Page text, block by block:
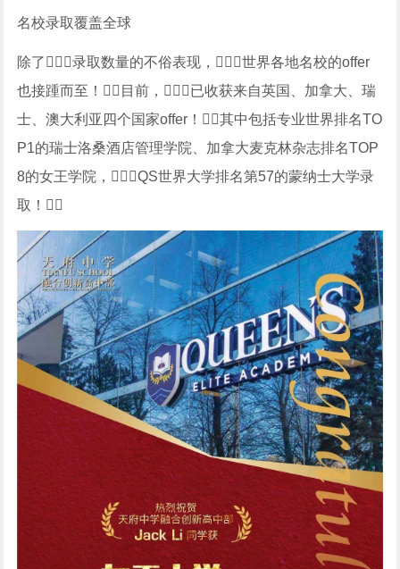
名校录取覆盖全球
除了录取数量的不俗表现，世界各地名校的offer
也接踵而至！目前，已收获来自英国、加拿大、瑞
士、澳大利亚四个国家offer！其中包括专业世界排名TO
P1的瑞士洛桑酒店管理学院、加拿大麦克林杂志排名TOP
8的女王学院，QS世界大学排名第57的蒙纳士大学录
取！